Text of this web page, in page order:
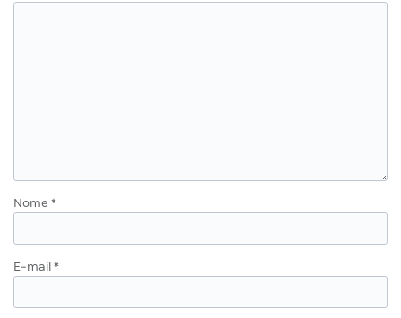
Nome *
E-mail *